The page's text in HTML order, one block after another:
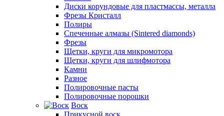
Диски корундовые для пластмассы, металла
Фрезы Кристалл
Полиры
Спеченные алмазы (Sintered diamonds)
Фрезы
Щетки, круги для микромотора
Щетки, круги для шлифмотора
Камни
Разное
Полировочные пасты
Полировочные порошки
Воск
Прикусной воск